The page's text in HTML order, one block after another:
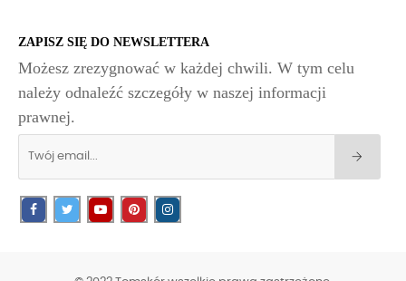
ZAPISZ SIĘ DO NEWSLETTERA
Możesz zrezygnować w każdej chwili. W tym celu
należy odnaleźć szczegóły w naszej informacji
prawnej.